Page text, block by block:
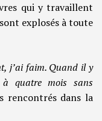
qui y travaillent
explosés à toute
j’ai faim. Quand il y
quatre mois sans
rencontrés dans la